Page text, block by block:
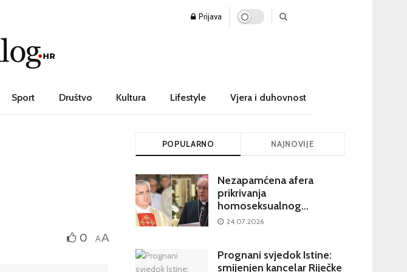
Prijava
Sport Društvo Kultura Lifestyle Vjera i duhovnost
0 AA
POPULARNO NAJNOVIJE
Nezapamćena afera
prikrivanja
homoseksualnog
iskorištavanja maloljetnika
Hrvatsku
24.07.2026
Prognani svjedok Istine:
smijenjen kancelar Riječke